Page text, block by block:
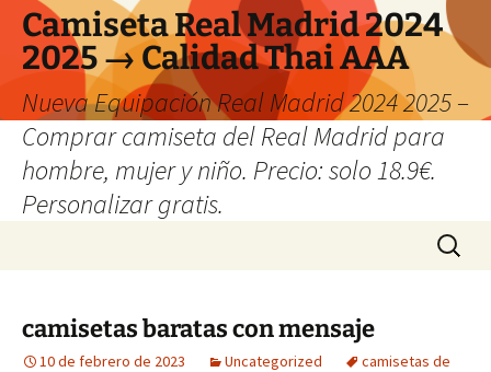
Camiseta Real Madrid 2024
2025 → Calidad Thai AAA
Nueva Equipación Real Madrid 2024 2025 –
Comprar camiseta del Real Madrid para
hombre, mujer y niño. Precio: solo 18.9€.
Personalizar gratis.
Buscar:
camisetas baratas con mensaje
10 de febrero de 2023 Uncategorized
camisetas de